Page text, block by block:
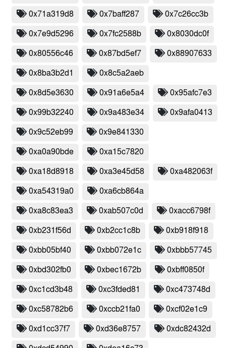
0x71a319d8 0x7baff287 0x7c26cc3b
0x7e9d5296 0x7fc2588b 0x8030dc0f
0x80556c46 0x87bd5ef7 0x88907633
0x8ba3b2d1 0x8c5a2aeb
0x8d5e3630 0x91a6e5a4 0x95afc7e3
0x99b32240 0x9a483e34 0x9afa0413
0x9c52eb99 0x9e841330
0xa0a90bde 0xa15c7820
0xa18d8918 0xa3e45d58 0xa482063f
0xa54319a0 0xa6cb864a
0xa8c83ea3 0xab507c0d 0xacc6798f
0xb231f56d 0xb2cc1c8b 0xb918f918
0xbb05bf40 0xbb072e1c 0xbbb57745
0xbd302fb0 0xbec1672b 0xbff0850f
0xc1cd3b48 0xc3fded81 0xc473748d
0xc58782b6 0xccb21fa0 0xcf02e1c9
0xd1cc37f7 0xd36e8757 0xdc82432d